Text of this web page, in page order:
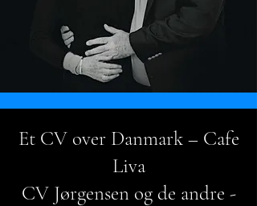
Et CV over Danmark – Cafe
Liva
CV Jørgensen og de andre -